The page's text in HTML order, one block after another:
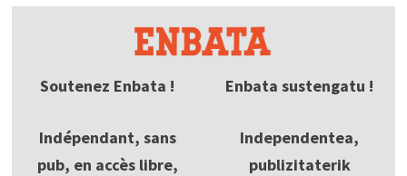
Soutenez Enbata !
Indépendant, sans
pub, en accès libre,
Enbata sustengatu !
Independentea,
publizitaterik